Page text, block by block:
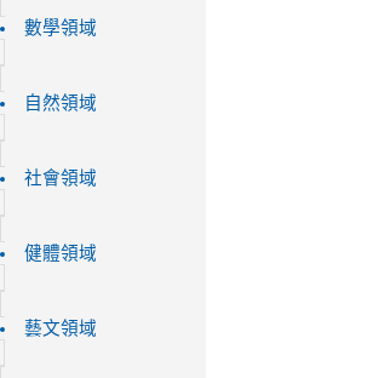
數學領域
自然領域
社會領域
健體領域
藝文領域